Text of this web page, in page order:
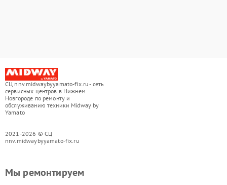
СЦ nnv.midwaybyyamato-fix.ru - сеть
сервисных центров в Нижнем
Новгороде по ремонту и
обслуживанию техники Midway by
Yamato
2021-2026 © СЦ
nnv.midwaybyyamato-fix.ru
Мы ремонтируем